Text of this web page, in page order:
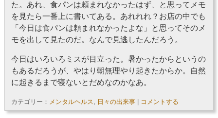
た。あれ、食パンは頼まれなかったはず、と思ってメモ
を見たら一番上に書いてある。あれれれ？お店の中でも
「今日は食パンは頼まれなかったよな」と思ってそのメ
モを出して見たのだ。なんで見逃したんだろう。
今日はいろいろミスが目立った。暑かったからというの
もあるだろうが、やはり朝無理やり起きたからか。自然
に起きるまで寝ないとだめなのかなあ。
カテゴリー： メンタルヘルス, 日々の出来事 コメントする